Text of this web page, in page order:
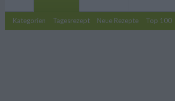
Kategorien Tagesrezept Neue Rezepte Top 100